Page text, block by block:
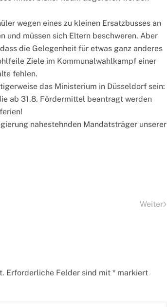
wegen eines zu kleinen Ersatzbusses an
und müssen sich Eltern beschweren. Aber
die Gelegenheit für etwas ganz anderes
Ziele im Kommunalwahlkampf einer
fehlen.
das Ministerium in Düsseldorf sein:
ab 31.8. Fördermittel beantragt werden
nahestehnden Mandatsträger unserer
Weiter
Erforderliche Felder sind mit * markiert